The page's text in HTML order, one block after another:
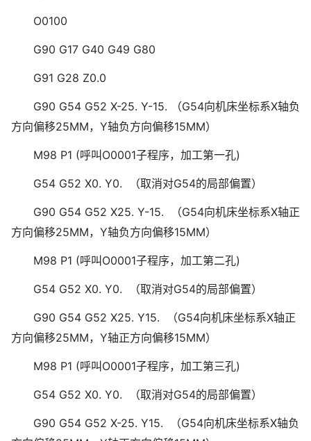
O0100
G90 G17 G40 G49 G80
G91 G28 Z0.0
G90 G54 G52 X-25. Y-15. （G54向机床坐标系X轴负
方向偏移25MM，Y轴负方向偏移15MM）
M98 P1 (呼叫O0001子程序，加工第一孔)
G54 G52 X0. Y0. （取消对G54的局部偏置）
G90 G54 G52 X25. Y-15. （G54向机床坐标系X轴正
方向偏移25MM，Y轴负方向偏移15MM）
M98 P1 (呼叫O0001子程序，加工第二孔)
G54 G52 X0. Y0. （取消对G54的局部偏置）
G90 G54 G52 X25. Y15. （G54向机床坐标系X轴正
方向偏移25MM，Y轴正方向偏移15MM）
M98 P1 (呼叫O0001子程序，加工第三孔)
G54 G52 X0. Y0. （取消对G54的局部偏置）
G90 G54 G52 X-25. Y15. （G54向机床坐标系X轴负